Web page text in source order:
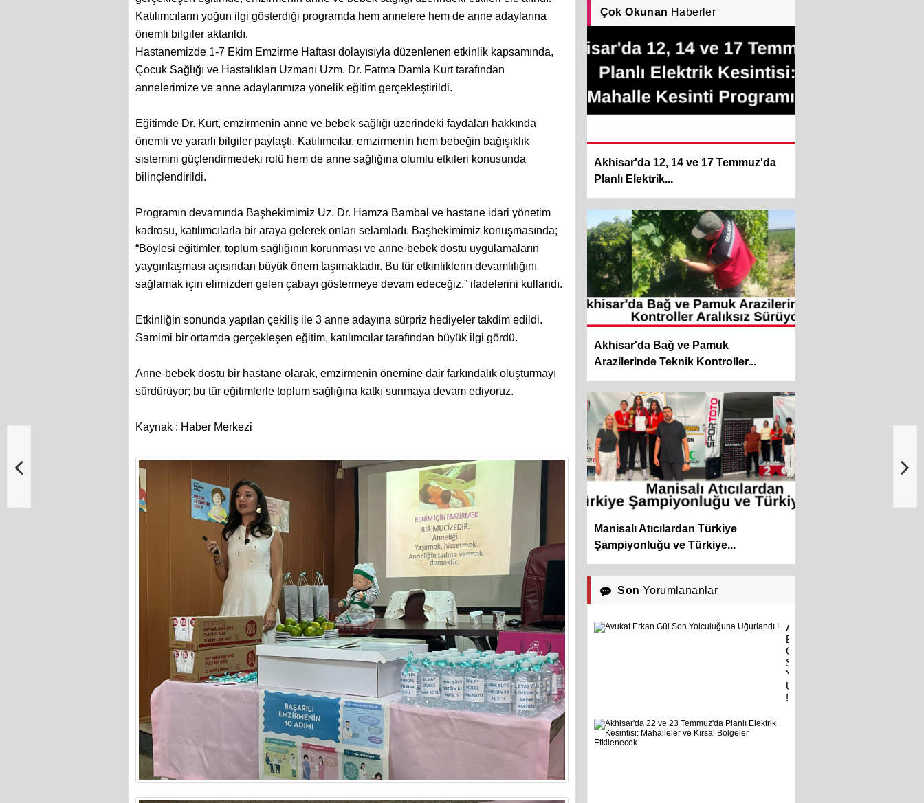
Katılımcıların yoğun ilgi gösterdiği programda hem annelere hem de anne adaylarına
önemli bilgiler aktarıldı.
Hastanemizde 1-7 Ekim Emzirme Haftası dolayısıyla düzenlenen etkinlik kapsamında,
Çocuk Sağlığı ve Hastalıkları Uzmanı Uzm. Dr. Fatma Damla Kurt tarafından
annelerimize ve anne adaylarımıza yönelik eğitim gerçekleştirildi.
Eğitimde Dr. Kurt, emzirmenin anne ve bebek sağlığı üzerindeki faydaları hakkında
önemli ve yararlı bilgiler paylaştı. Katılımcılar, emzirmenin hem bebeğin bağışıklık
sistemini güçlendirmedeki rolü hem de anne sağlığına olumlu etkileri konusunda
bilinçlendirildi.
Programın devamında Başhekimimiz Uz. Dr. Hamza Bambal ve hastane idari yönetim
kadrosu, katılımcılarla bir araya gelerek onları selamladı. Başhekimimiz konuşmasında;
“Böylesi eğitimler, toplum sağlığının korunması ve anne-bebek dostu uygulamaların
yaygınlaşması açısından büyük önem taşımaktadır. Bu tür etkinliklerin devamlılığını
sağlamak için elimizden gelen çabayı göstermeye devam edeceğiz.” ifadelerini kullandı.
Etkinliğin sonunda yapılan çekiliş ile 3 anne adayına sürpriz hediyeler takdim edildi.
Samimi bir ortamda gerçekleşen eğitim, katılımcılar tarafından büyük ilgi gördü.
Anne-bebek dostu bir hastane olarak, emzirmenin önemine dair farkındalık oluşturmayı
sürdürüyor; bu tür eğitimlerle toplum sağlığına katkı sunmaya devam ediyoruz.
Kaynak : Haber Merkezi
Çok Okunan Haberler
Akhisar'da 12, 14 ve 17 Temmuz'da
Planlı Elektrik...
Akhisar'da Bağ ve Pamuk
Arazilerinde Teknik Kontroller...
Manisalı Atıcılardan Türkiye
Şampiyonluğu ve Türkiye...
Son Yorumlananlar
Avukat
Erkan
Gül
Son
Yolculuğuna
Uğurlandı
!